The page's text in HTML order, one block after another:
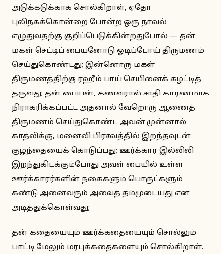
அடுக்கடுக்காக சொல்கிறாள், ஏதோ
புலிநகக்கொன்றை போன்ற ஒரு நாவல்
எழுதுவதற்கு குறிப்பெடுக்கின்றதுபோல் — தன்
மகள் செட்டிப் பையனோடு ஓடிப்போய் திருமணம்
செய்துகொண்டது; இன்னொரு மகள்
திருமணத்திற்கு ரஹீம் பாய் செயினைக் கழட்டித்
தருவது; தன் பையன், கணவரால் சாதி காரணமாக
நிராகரிக்கப்பட்ட அதனால் வேறொரு ஆணைத்
திருமணம் செய்துகொண்ட அவன் முன்னால்
காதலிக்கு, மனைவி பிரசவத்தில் இறந்தவுடன்
குழந்தையைக் கொடுப்பது; ஊர்க்கார இல்லிலி
இறந்துகிடக்கும்போது அவள் பையில் உள்ள
ஊர்க்காரர்களின் நகைகளும் பொருட்களும்
கண்டு அனைவரும் அவைத் தம்முடையது என
அடித்துக்கொள்வது;
தன் கதையையும் ஊர்க்கதையையும் சொல்லும்
பாட்டி மேலும் மரபுக்கதைகளையும் சொல்கிறாள்.